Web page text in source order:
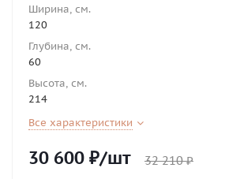
Ширина, см.
120
Глубина, см.
60
Высота, см.
214
Все характеристики
30 600 ₽/шт 32 210₽